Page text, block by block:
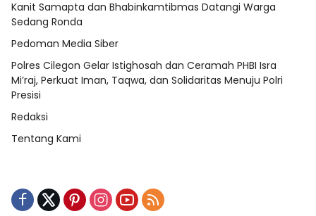
Kanit Samapta dan Bhabinkamtibmas Datangi Warga
Sedang Ronda
Pedoman Media Siber
Polres Cilegon Gelar Istighosah dan Ceramah PHBI Isra
Mi’raj, Perkuat Iman, Taqwa, dan Solidaritas Menuju Polri
Presisi
Redaksi
Tentang Kami